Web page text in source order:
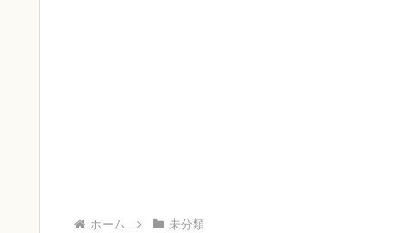
ホーム 未分類